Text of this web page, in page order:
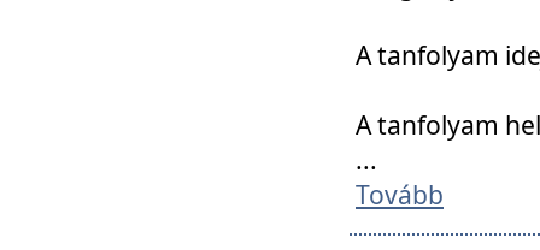
A tanfolyam
A tanfolyam
...
Tovább